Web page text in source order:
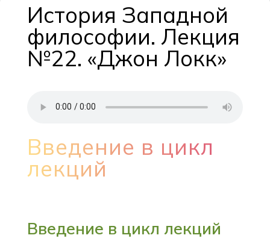
История Западной
философии. Лекция
№22. «Джон Локк»
Введение в цикл
лекций
Введение в цикл лекций